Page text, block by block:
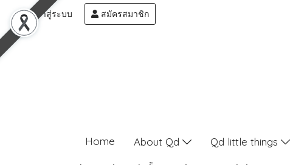
เข้าสู่ระบบ สมัครสมาชิก
Home About Qd Qd little things